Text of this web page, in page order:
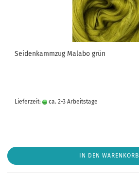
Seidenkammzug Malabo grün
Lieferzeit: ca. 2-3 Arbeitstage
IN DEN WARENKORB